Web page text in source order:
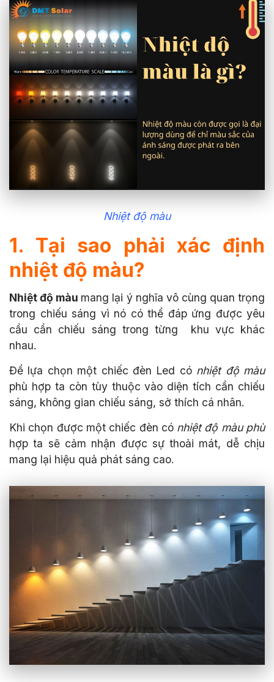
Nhiệt độ màu
1. Tại sao phải xác định
nhiệt độ màu?
Nhiệt độ màu mang lại ý nghĩa vô cùng quan trọng
trong chiếu sáng vì nó có thể đáp ứng được yêu
cầu cần chiếu sáng trong từng khu vực khác
nhau.
Để lựa chọn một chiếc đèn Led có nhiệt độ màu
phù hợp ta còn tùy thuộc vào diện tích cần chiếu
sáng, không gian chiếu sáng, sở thích cá nhân.
Khi chọn được một chiếc đèn có nhiệt độ màu phù
hợp ta sẽ cảm nhận được sự thoải mát, dễ chịu
mang lại hiệu quả phát sáng cao.